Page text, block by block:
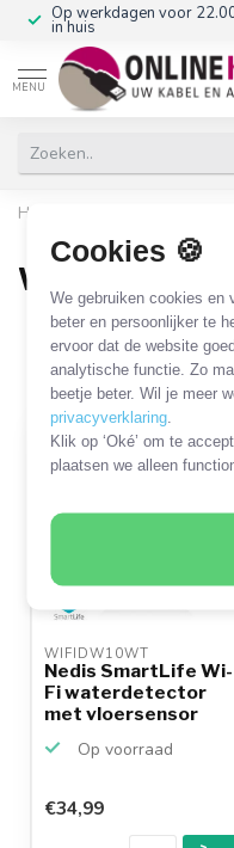
Cookies 🍪
We gebruiken cookies en
beter en persoonlijker te
ervoor dat de website
analytische functie. Zo
beetje beter. Wil je meer
privacyverklaring
Klik op ‘Oké’ om te
plaatsen we alleen
Op werkdagen voor
in huis
MENU
Home
Waterdetector
Waterdetector
1 PRODUCT
Filters
WIFIDW10WT
Nedis SmartLife Wi-
Fi waterdetector
met vloersensor
Op voorraad
€34,99